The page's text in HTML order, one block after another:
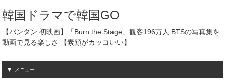
韓国ドラマで韓国GO
【バンタン 初映画】「Burn the Stage」観客196万人 BTSの写真集を
動画で見る楽しさ 【素顔がカッコいい】
メニュー